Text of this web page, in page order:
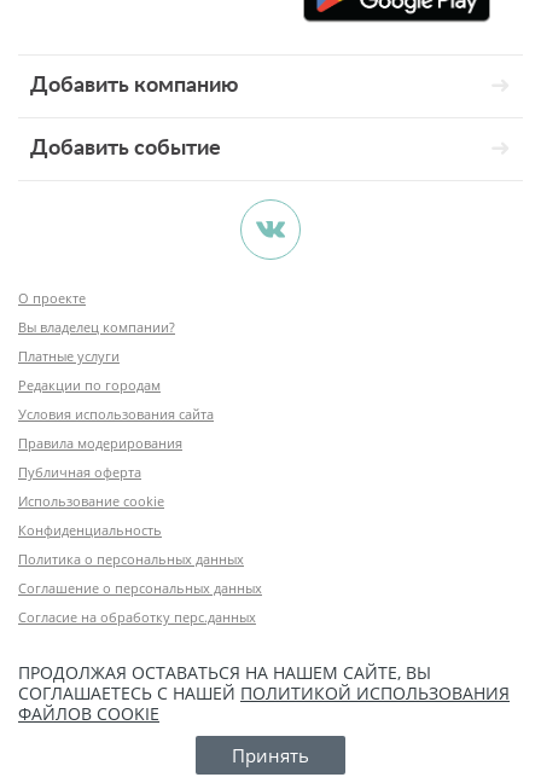
Добавить компанию
Добавить событие
О проекте
Вы владелец компании?
Платные услуги
Редакции по городам
Условия использования сайта
Правила модерирования
Публичная оферта
Использование cookie
Конфиденциальность
Политика о персональных данных
Соглашение о персональных данных
Согласие на обработку перс.данных
ПРОДОЛЖАЯ ОСТАВАТЬСЯ НА НАШЕМ САЙТЕ, ВЫ
СОГЛАШАЕТЕСЬ С НАШЕЙ ПОЛИТИКОЙ ИСПОЛЬЗОВАНИЯ
ФАЙЛОВ COOKIE
Принять